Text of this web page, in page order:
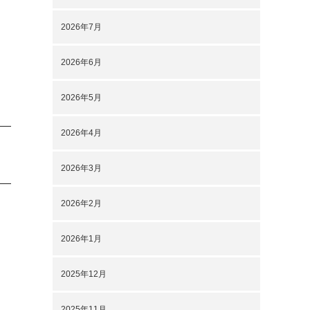
2026年7月
2026年6月
2026年5月
2026年4月
2026年3月
2026年2月
2026年1月
2025年12月